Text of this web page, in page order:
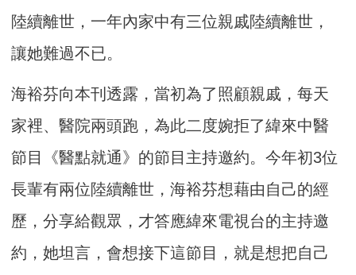
陸續離世，一年內家中有三位親戚陸續離世，
讓她難過不已。
海裕芬向本刊透露，當初為了照顧親戚，每天
家裡、醫院兩頭跑，為此二度婉拒了緯來中醫
節目《醫點就通》的節目主持邀約。今年初3位
長輩有兩位陸續離世，海裕芬想藉由自己的經
歷，分享給觀眾，才答應緯來電視台的主持邀
約，她坦言，會想接下這節目，就是想把自己